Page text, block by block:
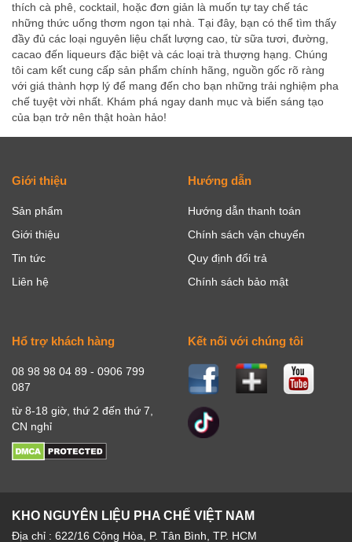
thích cà phê, cocktail, hoặc đơn giản là muốn tự tay chế tác
những thức uống thơm ngon tại nhà. Tại đây, bạn có thể tìm thấy
đầy đủ các loại nguyên liệu chất lượng cao, từ sữa tươi, đường,
cacao đến liqueurs đặc biệt và các loại trà thượng hạng. Chúng
tôi cam kết cung cấp sản phẩm chính hãng, nguồn gốc rõ ràng
với giá thành hợp lý để mang đến cho bạn những trải nghiệm pha
chế tuyệt vời nhất. Khám phá ngay danh mục và biến sáng tạo
của bạn trở nên thật hoàn hảo!
Giới thiệu
Sản phẩm
Giới thiệu
Tin tức
Liên hệ
Hướng dẫn
Hướng dẫn thanh toán
Chính sách vận chuyển
Quy định đổi trả
Chính sách bảo mật
Hổ trợ khách hàng
08 98 98 04 89 - 0906 799
087
từ 8-18 giờ, thứ 2 đến thứ 7,
CN nghỉ
Kết nối với chúng tôi
KHO NGUYÊN LIỆU PHA CHẾ VIỆT NAM
Địa chỉ : 622/16 Cộng Hòa, P. Tân Bình, TP. HCM